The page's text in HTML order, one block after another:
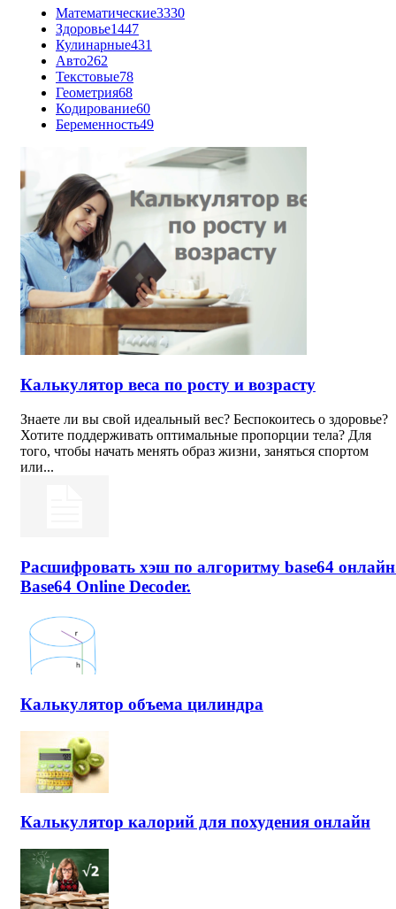
Математические3330
Здоровье1447
Кулинарные431
Авто262
Текстовые78
Геометрия68
Кодирование60
Беременность49
Калькулятор веса по росту и возрасту
Знаете ли вы свой идеальный вес? Беспокоитесь о здоровье?
Хотите поддерживать оптимальные пропорции тела? Для
того, чтобы начать менять образ жизни, заняться спортом
или...
Расшифровать хэш по алгоритму base64
Base64 Online Decoder.
Калькулятор объема цилиндра
Калькулятор калорий для похудения онлайн